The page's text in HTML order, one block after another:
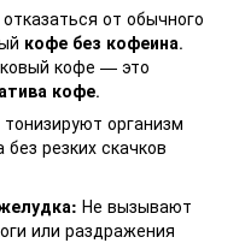
от обычного
кофе без кофеина.
кофе — это
кофе.
организм
резких скачков
Не вызывают
или раздражения